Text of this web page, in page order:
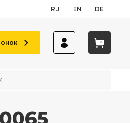
RU EN DE